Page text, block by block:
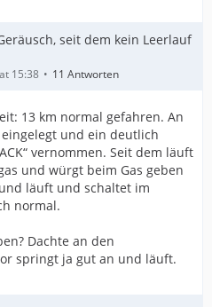
seit dem kein Leerlauf
15:38 11 Antworten
13 km normal gefahren. An
und ein deutlich
vernommen. Seit dem läuft
und würgt beim Gas geben
läuft und schaltet im
normal.
Dachte an den
springt ja gut an und läuft.